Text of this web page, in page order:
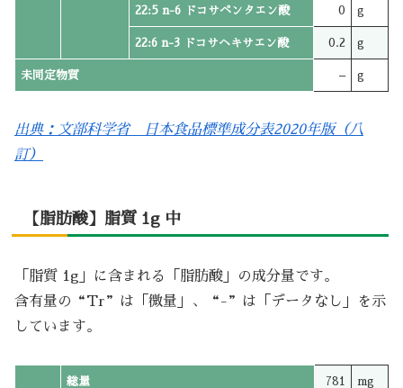
22:5 n-6 ドコサペンタエン酸 0 g
22:6 n-3 ドコサヘキサエン酸 0.2 g
未同定物質 – g
出典：文部科学省 日本食品標準成分表2020年版（八
訂）
【脂肪酸】脂質 1g 中
「脂質 1g」に含まれる「脂肪酸」の成分量です。
含有量の“Tr”は「微量」、“-”は「データなし」を示
しています。
総量 781 mg